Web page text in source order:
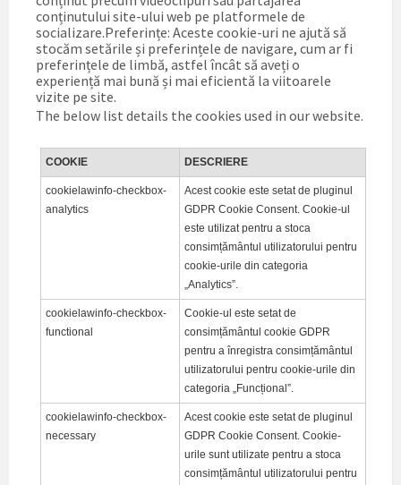
conținutului site-ului web pe platformele de
socializare.Preferințe: Aceste cookie-uri ne ajută să
stocăm setările și preferințele de navigare, cum ar fi
preferințele de limbă, astfel încât să aveți o
experiență mai bună și mai eficientă la viitoarele
vizite pe site.
The below list details the cookies used in our website.
COOKIE DESCRIERE
cookielawinfo-checkbox-
analytics
Acest cookie este setat de pluginul
GDPR Cookie Consent. Cookie-ul
este utilizat pentru a stoca
consimțământul utilizatorului pentru
cookie-urile din categoria
„Analytics”.
cookielawinfo-checkbox-
functional
Cookie-ul este setat de
consimțământul cookie GDPR
pentru a înregistra consimțământul
utilizatorului pentru cookie-urile din
categoria „Funcțional”.
cookielawinfo-checkbox-
necessary
Acest cookie este setat de pluginul
GDPR Cookie Consent. Cookie-
urile sunt utilizate pentru a stoca
consimțământul utilizatorului pentru